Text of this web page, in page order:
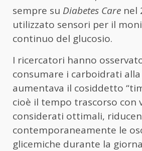
sempre su Diabetes Care nel
utilizzato sensori per il
continuo del glucosio.
I ricercatori hanno
consumare i carboidrati
aumentava il cosiddetto
cioè il tempo trascorso con
considerati ottimali,
contemporaneamente le
glicemiche durante la